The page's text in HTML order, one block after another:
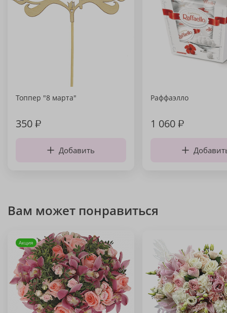
Топпер "8 марта"
350₽
Добавить
Раффаэлло
1 060₽
Вам может понравиться
Акция